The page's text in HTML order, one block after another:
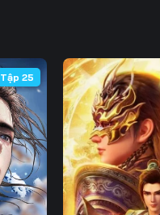
104
111
118
125
132
Tập 25